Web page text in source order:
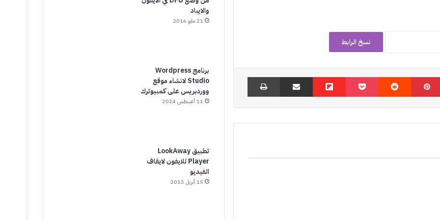
نسخ الرابط
بينتيريست ‏Reddit
‫Pocket
Flipboard مشاركة عبر البريد
والايباد
21 مايو 2016
برنامج Wordpress
Studio لانشاء موقع
ووردبريس على كمبيوترك
11 أغسطس 2024
تطبيق LookAway
Player للايفون لايقاف
الفيديو
15 أبريل 2013